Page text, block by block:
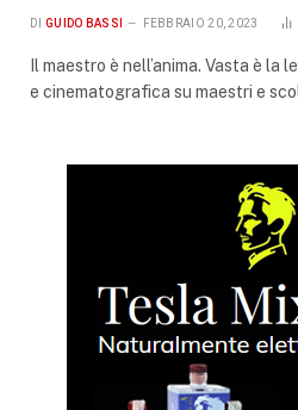
DI GUIDO BASSI FEBBRAIO 20, 2023
Il maestro è nell’anima. Vasta è la
e cinematografica su maestri e